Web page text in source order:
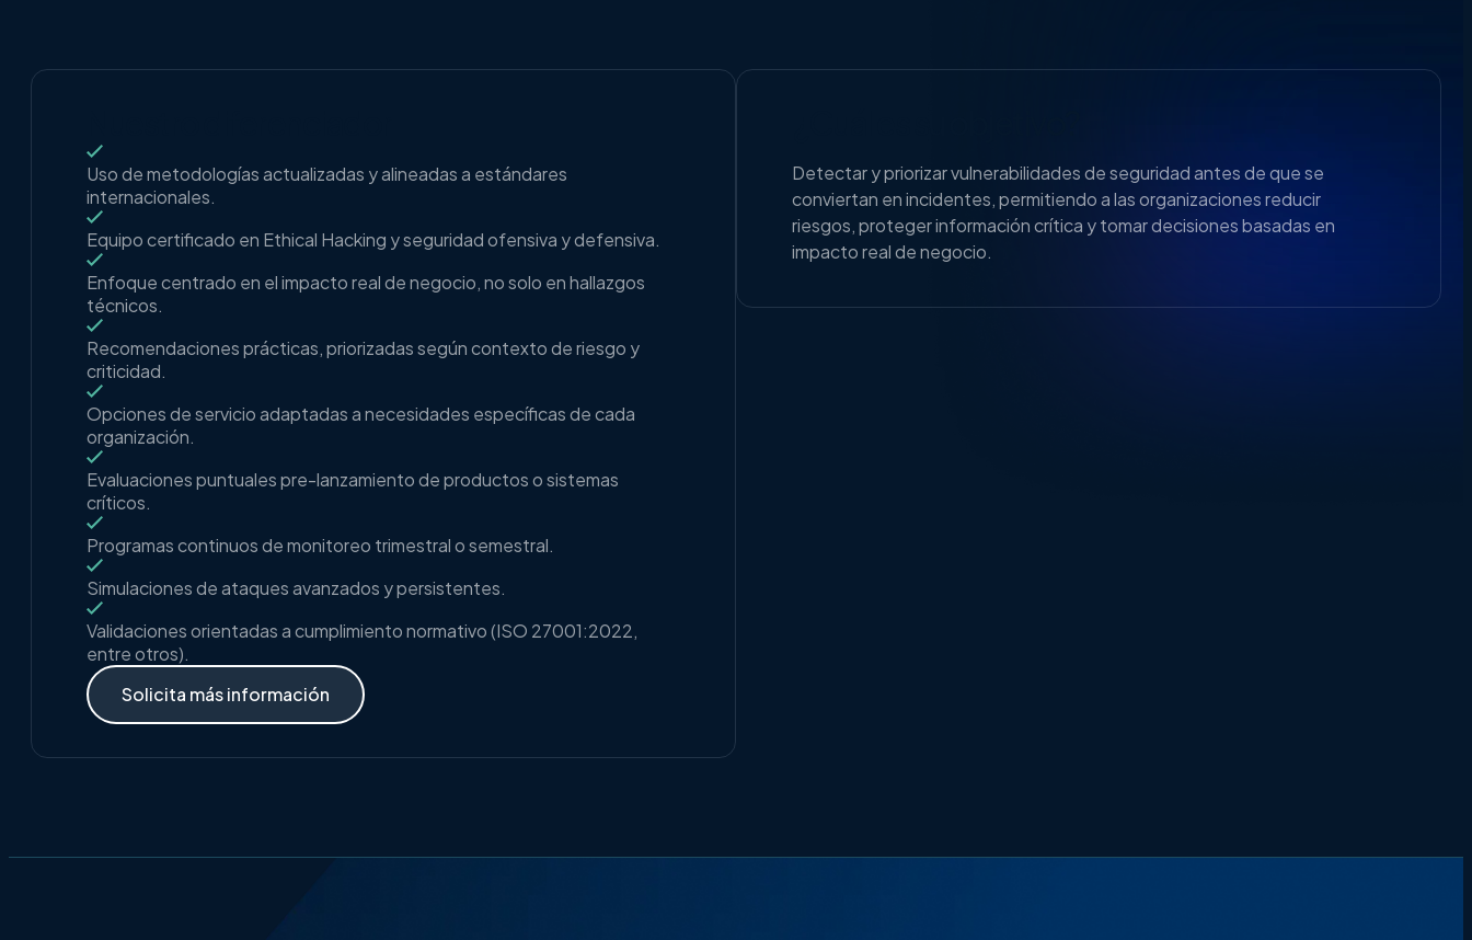
Uso de metodologías actualizadas y alineadas a estándares
internacionales.
Equipo certificado en Ethical Hacking y seguridad ofensiva y defensiva.
Enfoque centrado en el impacto real de negocio, no solo en hallazgos
técnicos.
Recomendaciones prácticas, priorizadas según contexto de riesgo y
criticidad.
Opciones de servicio adaptadas a necesidades específicas de cada
organización.
Evaluaciones puntuales pre-lanzamiento de productos o sistemas
críticos.
Programas continuos de monitoreo trimestral o semestral.
Simulaciones de ataques avanzados y persistentes.
Validaciones orientadas a cumplimiento normativo (ISO 27001:2022,
entre otros).
Solicita más información
Detectar y priorizar vulnerabilidades de seguridad antes de que se
conviertan en incidentes, permitiendo a las organizaciones reducir
riesgos, proteger información crítica y tomar decisiones basadas en
impacto real de negocio.